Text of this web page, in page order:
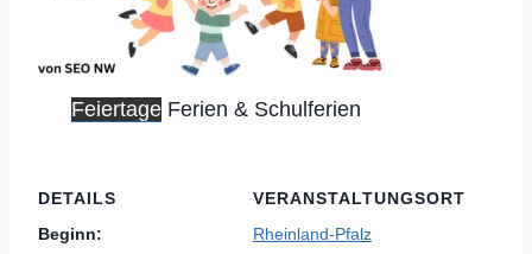
Feiertage Ferien & Schulferien
DETAILS
Beginn:
VERANSTALTUNGSORT
Rheinland-Pfalz